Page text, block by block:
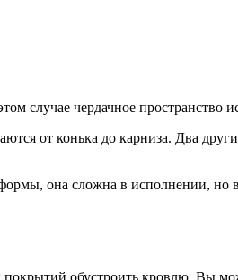
случае чердачное пространство
от конька до карниза. Два
она сложна в исполнении, но
обустроить кровлю. Вы